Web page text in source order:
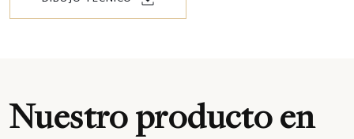
Nuestro producto en